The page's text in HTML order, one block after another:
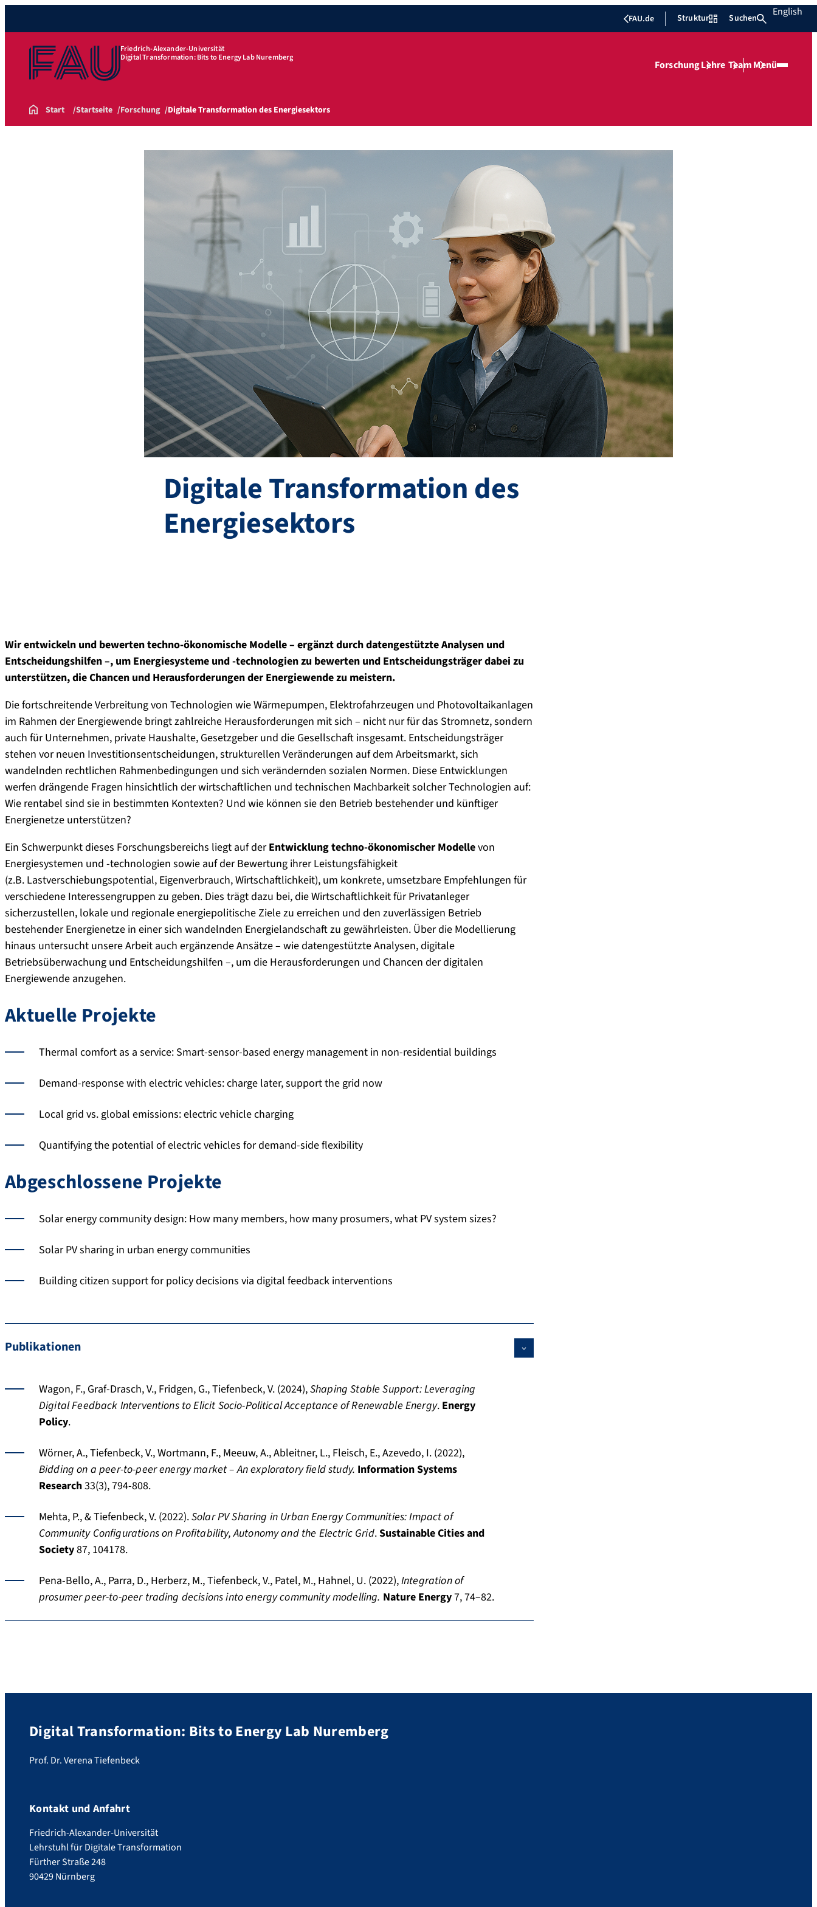
FAU.de Struktur Suchen English
Friedrich-Alexander-Universität
Digital Transformation: Bits to Energy Lab Nuremberg
ForschungLehre TeamMenü
Start Startseite Forschung Digitale Transformation des Energiesektors
Digitale Transformation des
Energiesektors
Wir entwickeln und bewerten techno-ökonomische Modelle – ergänzt durch datengestützte Analysen und
Entscheidungshilfen –, um Energiesysteme und -technologien zu bewerten und Entscheidungsträger dabei zu
unterstützen, die Chancen und Herausforderungen der Energiewende zu meistern.
Die fortschreitende Verbreitung von Technologien wie Wärmepumpen, Elektrofahrzeugen und Photovoltaikanlagen
im Rahmen der Energiewende bringt zahlreiche Herausforderungen mit sich – nicht nur für das Stromnetz, sondern
auch für Unternehmen, private Haushalte, Gesetzgeber und die Gesellschaft insgesamt. Entscheidungsträger
stehen vor neuen Investitionsentscheidungen, strukturellen Veränderungen auf dem Arbeitsmarkt, sich
wandelnden rechtlichen Rahmenbedingungen und sich verändernden sozialen Normen. Diese Entwicklungen
werfen drängende Fragen hinsichtlich der wirtschaftlichen und technischen Machbarkeit solcher Technologien auf:
Wie rentabel sind sie in bestimmten Kontexten? Und wie können sie den Betrieb bestehender und künftiger
Energienetze unterstützen?
Ein Schwerpunkt dieses Forschungsbereichs liegt auf derEntwicklung techno-ökonomischer Modellevon
Energiesystemen und -technologien sowie auf der Bewertung ihrer Leistungsfähigkeit
(z.B. Lastverschiebungspotential, Eigenverbrauch, Wirtschaftlichkeit), um konkrete, umsetzbare Empfehlungen für
verschiedene Interessengruppen zu geben. Dies trägt dazu bei, die Wirtschaftlichkeit für Privatanleger
sicherzustellen, lokale und regionale energiepolitische Ziele zu erreichen und den zuverlässigen Betrieb
bestehender Energienetze in einer sich wandelnden Energielandschaft zu gewährleisten. Über die Modellierung
hinaus untersucht unsere Arbeit auch ergänzende Ansätze – wie datengestützte Analysen, digitale
Betriebsüberwachung und Entscheidungshilfen –, um die Herausforderungen und Chancen der digitalen
Energiewende anzugehen.
Aktuelle Projekte
Thermal comfort as a service: Smart-sensor-based energy management in non-residential buildings
Demand-response with electric vehicles: charge later, support the grid now
Local grid vs. global emissions: electric vehicle charging
Quantifying the potential of electric vehicles for demand-side flexibility
Abgeschlossene Projekte
Solar energy community design: How many members, how many prosumers, what PV system sizes?
Solar PV sharing in urban energy communities
Building citizen support for policy decisions via digital feedback interventions
Publikationen
Wagon, F., Graf-Drasch, V., Fridgen, G., Tiefenbeck, V. (2024),Shaping Stable Support: Leveraging
Digital Feedback Interventions to Elicit Socio-Political Acceptance of Renewable Energy. Energy
Policy.
Wörner, A., Tiefenbeck, V., Wortmann, F., Meeuw, A., Ableitner, L., Fleisch, E., Azevedo, I. (2022),
Bidding on a peer-to-peer energy market – An exploratory field study. Information Systems
Research33(3), 794-808.
Mehta, P., & Tiefenbeck, V. (2022).Solar PV Sharing in Urban Energy Communities: Impact of
Community Configurations on Profitability, Autonomy and the Electric Grid.Sustainable Cities and
Society87, 104178.
Pena-Bello, A., Parra, D., Herberz, M., Tiefenbeck, V., Patel, M., Hahnel, U. (2022),Integration of
prosumer peer-to-peer trading decisions into energy community modelling. Nature Energy7, 74–82.
Digital Transformation: Bits to Energy Lab Nuremberg
Prof. Dr. Verena Tiefenbeck
Kontakt und Anfahrt
Friedrich-Alexander-Universität
Lehrstuhl für Digitale Transformation
Fürther Straße 248
90429 Nürnberg